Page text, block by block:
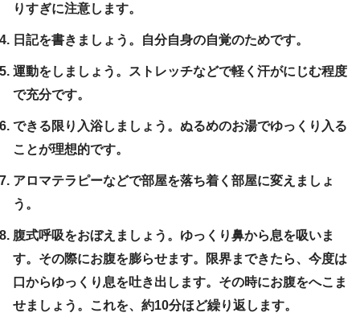
りすぎに注意します。
日記を書きましょう。自分自身の自覚のためです。
運動をしましょう。ストレッチなどで軽く汗がにじむ程度
で充分です。
できる限り入浴しましょう。ぬるめのお湯でゆっくり入る
ことが理想的です。
アロマテラピーなどで部屋を落ち着く部屋に変えましょ
う。
腹式呼吸をおぼえましょう。ゆっくり鼻から息を吸いま
す。その際にお腹を膨らせます。限界まできたら、今度は
口からゆっくり息を吐き出します。その時にお腹をへこま
せましょう。これを、約10分ほど繰り返します。